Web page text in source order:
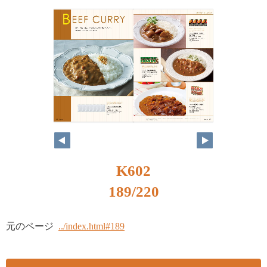
K602
189/220
元のページ ../index.html#189